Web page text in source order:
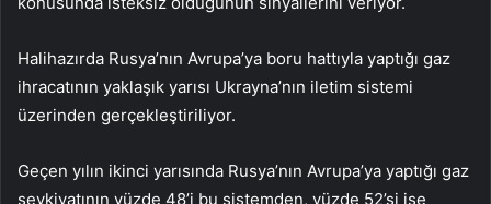
Halihazırda Rusya’nın Avrupa’ya boru hattıyla yaptığı gaz
ihracatının yaklaşık yarısı Ukrayna’nın iletim sistemi
üzerinden gerçekleştiriliyor.
Geçen yılın ikinci yarısında Rusya’nın Avrupa’ya yaptığı gaz
sevkiyatının yüzde 48’i bu sistemden, yüzde 52’si ise